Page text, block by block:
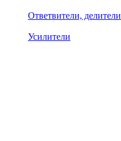
Ответвители, делители
Усилители